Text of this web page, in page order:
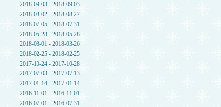
2018-09-03 - 2018-09-03
2018-08-02 - 2018-08-27
2018-07-05 - 2018-07-31
2018-05-28 - 2018-05-28
2018-03-01 - 2018-03-26
2018-02-25 - 2018-02-25
2017-10-24 - 2017-10-28
2017-07-03 - 2017-07-13
2017-01-14 - 2017-01-14
2016-11-01 - 2016-11-01
2016-07-01 - 2016-07-31